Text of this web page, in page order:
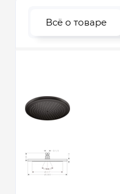
Всё о товаре